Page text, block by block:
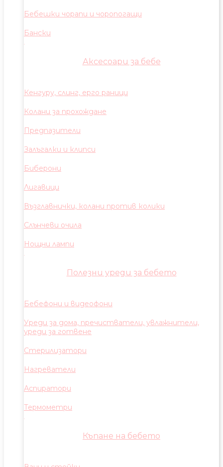
Бебешки чорапи и чоропогащи
Бански
Аксесоари за бебе
Кенгуру, слинг, ерго раници
Колани за прохождане
Предпазители
Залъгалки и клипси
Биберони
Лигавици
Възглавнички, колани против колики
Слънчеви очила
Нощни лампи
Полезни уреди за бебето
Бебефони и видеофони
Уреди за дома, пречистватели, увлажнители,
уреди за готвене
Стерилизатори
Нагреватели
Аспиратори
Термометри
Къпане на бебето